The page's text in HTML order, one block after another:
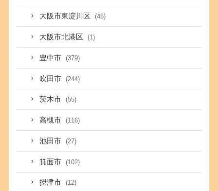
大阪市東淀川区 (46)
大阪市北港区 (1)
豊中市 (379)
吹田市 (244)
茨木市 (55)
高槻市 (116)
池田市 (27)
箕面市 (102)
摂津市 (12)